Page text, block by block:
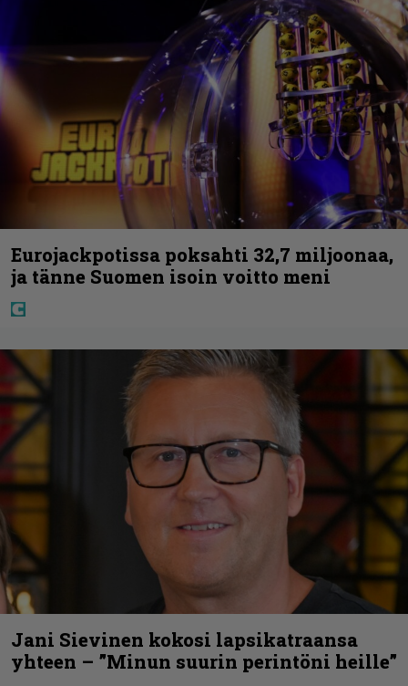
Eurojackpotissa poksahti 32,7 miljoonaa,
ja tänne Suomen isoin voitto meni
Jani Sievinen kokosi lapsikatraansa
yhteen – ”Minun suurin perintöni heille”